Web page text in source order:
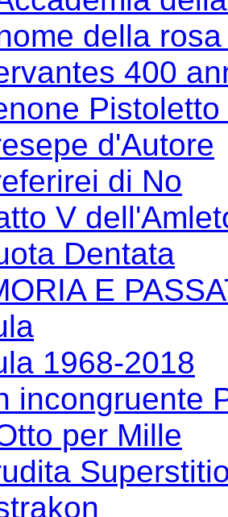
della
400
d'Autore
di No
V
Dentata
E
1968-2018
incongruente
per Mille